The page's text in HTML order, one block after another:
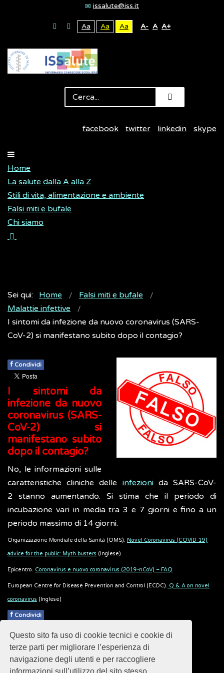
Questo sito fa uso di cookie tecnici e cookie di
terze parti per migliorare l’esperienza di
navigazione degli utenti e per raccogliere
informazioni sull’utilizzo del sito stesso.
issalute@iss.it
Aa Aa Aa A- A A+
facebook twitter linkedin skype
Home
La salute dalla A alla Z
Stili di vita, alimentazione e ambiente
Falsi miti e bufale
Chi siamo
Sei qui: Home
Falsi miti e bufale
Malattie infettive
I sintomi da infezione da nuovo coronavirus (SARS-
CoV-2) si manifestano subito dopo il contagio?
f Condividi
I sintomi da
infezione da nuovo
coronavirus (SARS-
CoV-2) si
manifestano subito
dopo il contagio?
No, le informazioni sulle
caratteristiche cliniche delle infezionida SARS-CoV-
2 stanno aumentando. Si stima che il periodo di
incubazione vari in media tra 3 e 7 giorni e fino a un
periodo massimo di 14 giorni.
Organizzazione Mondiale della Sanità (OMS). Novel Coronavirus (COVID-19)
advice for the public: Myth busters (Inglese)
Epicentro. Coronavirus e nuovo coronavirus (2019-nCoV) – FAQ
European Centre for Disease Prevention and Control (ECDC). Q & A on novel
coronavirus (Inglese)
f Condividi
Pubblicato: 07 Febbraio 2020